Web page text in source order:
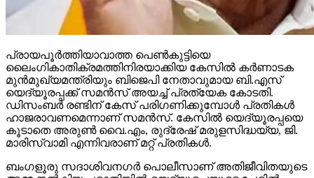
പ്രായപൂര്‍ത്തിയാവാത്ത പെണ്‍കുട്ടിയെ
ലൈംഗികാതിക്രമത്തിനിരയാക്കിയ കേസില്‍ കര്‍ണാടക
മുന്‍മുഖ്യമന്ത്രിയും ബിജെപി നേതാവുമായ ബി.എസ്
യെദ്യൂരപ്പക്ക് സമന്‍സ് അയച്ച് പ്രത്യേക കോടതി.
ഡിസംബര്‍ രണ്ടിന് കേസ് പരിഗണിക്കുമ്പോള്‍ പ്രതികള്‍
ഹാജരാവണമെന്നാണ് സമന്‍സ്. കേസില്‍ യെദ്യൂരപ്പയെ
കൂടാതെ അരുണ്‍ വൈ.എം, രുദ്രേഷ് മരുളസിദ്ധയ്യ, ജി.
മാരിസ്വാമി എന്നിവരാണ് മറ്റ് പ്രതികള്‍.
ബംഗളൂരു സദാശിവനഗര്‍ പൊലീസാണ് അതിജീവിതയുടെ